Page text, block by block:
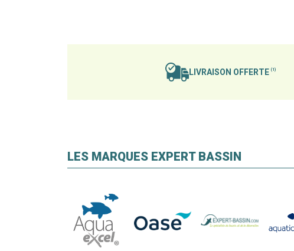
LIVRAISON OFFERTE(1)
LES MARQUES EXPERT BASSIN